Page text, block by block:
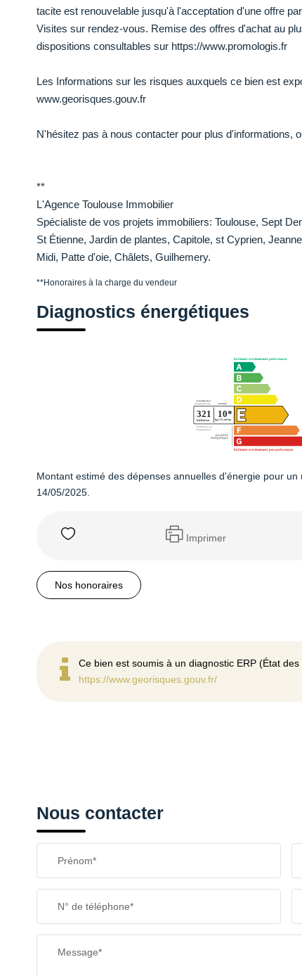
tacite est renouvelable jusqu'à l'acceptation d'une offre
Visites sur rendez-vous. Remise des offres d'achat au
dispositions consultables sur https://www.promologis.fr
Les Informations sur les risques auxquels ce bien est
www.georisques.gouv.fr
N'hésitez pas à nous contacter pour plus d'informations,
**
L'Agence Toulouse Immobilier
Spécialiste de vos projets immobiliers: Toulouse, Sept
St Étienne, Jardin de plantes, Capitole, st Cyprien,
Midi, Patte d'oie, Châlets, Guilhemery.
**Honoraires à la charge du vendeur
Diagnostics énergétiques
Montant estimé des dépenses annuelles d'énergie pour
14/05/2025.
Imprimer
Nos honoraires
Ce bien est soumis à un diagnostic ERP (État
https://www.georisques.gouv.fr/
Nous contacter
Prénom*
N° de téléphone*
Message*